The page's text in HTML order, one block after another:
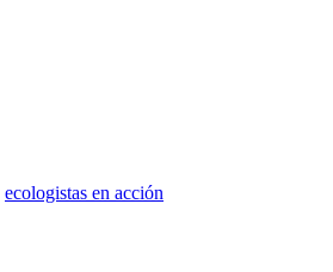
ecologistas en acción